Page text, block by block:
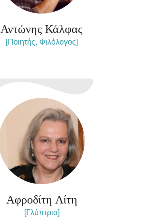
Αντώνης Κάλφας
[Ποιητής, Φιλόλογος]
Αφροδίτη Λίτη
[Γλύπτρια]